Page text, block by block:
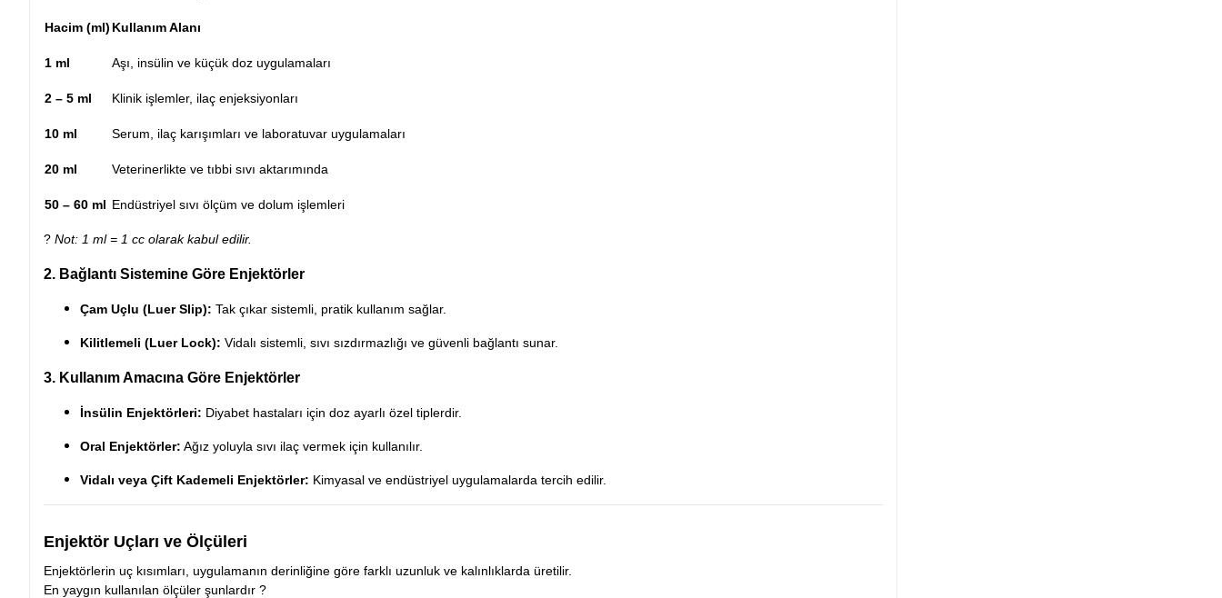
Hacim (ml) Kullanım Alanı
1 ml Aşı, insülin ve küçük doz uygulamaları
2 – 5 ml Klinik işlemler, ilaç enjeksiyonları
10 ml Serum, ilaç karışımları ve laboratuvar uygulamaları
20 ml Veterinerlikte ve tıbbi sıvı aktarımında
50 – 60 ml Endüstriyel sıvı ölçüm ve dolum işlemleri
? Not: 1 ml = 1 cc olarak kabul edilir.
2. Bağlantı Sistemine Göre Enjektörler
Çam Uçlu (Luer Slip): Tak çıkar sistemli, pratik kullanım sağlar.
Kilitlemeli (Luer Lock): Vidalı sistemli, sıvı sızdırmazlığı ve güvenli bağlantı sunar.
3. Kullanım Amacına Göre Enjektörler
İnsülin Enjektörleri: Diyabet hastaları için doz ayarlı özel tiplerdir.
Oral Enjektörler: Ağız yoluyla sıvı ilaç vermek için kullanılır.
Vidalı veya Çift Kademeli Enjektörler: Kimyasal ve endüstriyel uygulamalarda tercih edilir.
Enjektör Uçları ve Ölçüleri
Enjektörlerin uç kısımları, uygulamanın derinliğine göre farklı uzunluk ve kalınlıklarda üretilir.
En yaygın kullanılan ölçüler şunlardır ?